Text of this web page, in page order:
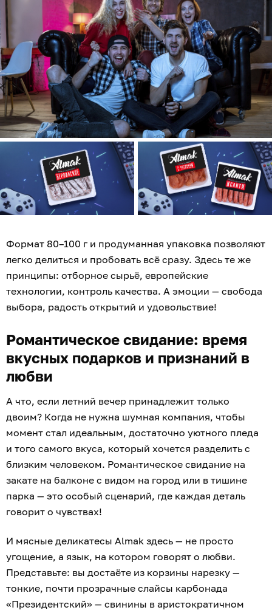
Формат 80–100 г и продуманная упаковка позволяют
легко делиться и пробовать всё сразу. Здесь те же
принципы: отборное сырьё, европейские
технологии, контроль качества. А эмоции — свобода
выбора, радость открытий и удовольствие!
Романтическое свидание: время
вкусных подарков и признаний в
любви
А что, если летний вечер принадлежит только
двоим? Когда не нужна шумная компания, чтобы
момент стал идеальным, достаточно уютного пледа
и того самого вкуса, который хочется разделить с
близким человеком. Романтическое свидание на
закате на балконе с видом на город или в тишине
парка — это особый сценарий, где каждая деталь
говорит о чувствах!
И мясные деликатесы Almak здесь — не просто
угощение, а язык, на котором говорят о любви.
Представьте: вы достаёте из корзины нарезку —
тонкие, почти прозрачные слайсы карбонада
«Президентский» — свинины в аристократичном